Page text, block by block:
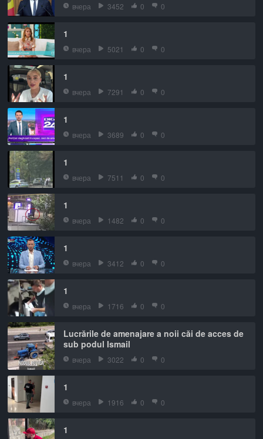
вчера 3452 0 0
1
вчера 5021 0 0
1
вчера 7291 0 0
1
вчера 3689 0 0
1
вчера 7511 0 0
1
вчера 1482 0 0
1
вчера 3412 0 0
1
вчера 1716 0 0
Lucrările de amenajare a noii căi de acces de
sub podul Ismail
вчера 3022 0 0
1
вчера 1916 0 0
1